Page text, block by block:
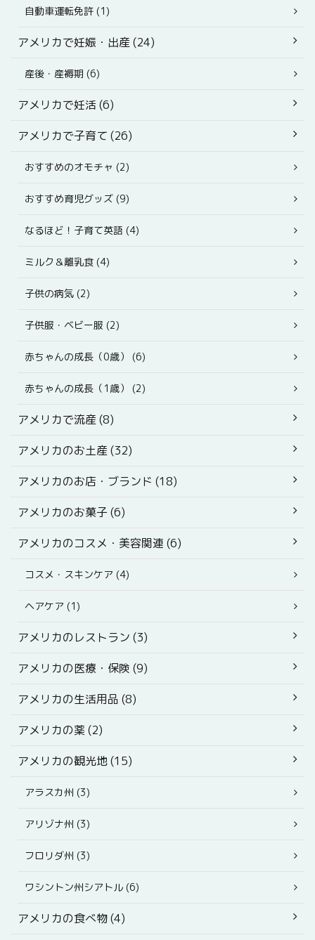
自動車運転免許 (1)
アメリカで妊娠・出産 (24)
産後・産褥期 (6)
アメリカで妊活 (6)
アメリカで子育て (26)
おすすめのオモチャ (2)
おすすめ育児グッズ (9)
なるほど！子育て英語 (4)
ミルク＆離乳食 (4)
子供の病気 (2)
子供服・ベビー服 (2)
赤ちゃんの成長（0歳） (6)
赤ちゃんの成長（1歳） (2)
アメリカで流産 (8)
アメリカのお土産 (32)
アメリカのお店・ブランド (18)
アメリカのお菓子 (6)
アメリカのコスメ・美容関連 (6)
コスメ・スキンケア (4)
ヘアケア (1)
アメリカのレストラン (3)
アメリカの医療・保険 (9)
アメリカの生活用品 (8)
アメリカの薬 (2)
アメリカの観光地 (15)
アラスカ州 (3)
アリゾナ州 (3)
フロリダ州 (3)
ワシントン州シアトル (6)
アメリカの食べ物 (4)